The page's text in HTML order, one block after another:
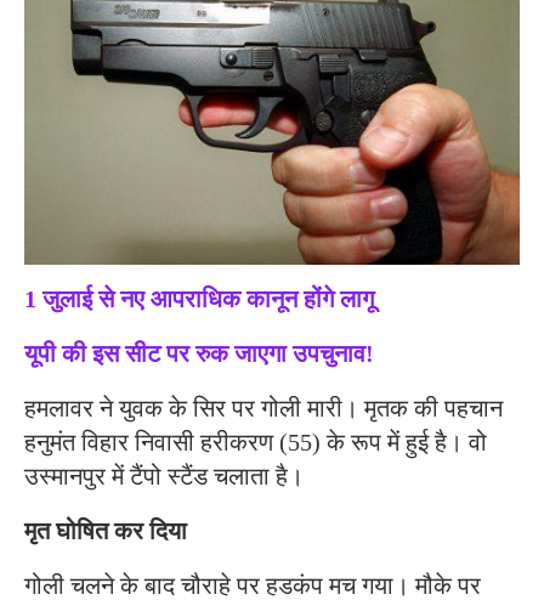
1 जुलाई से नए आपराधिक कानून होंगे लागू
यूपी की इस सीट पर रुक जाएगा उपचुनाव!
हमलावर ने युवक के सिर पर गोली मारी। मृतक की पहचान
हनुमंत विहार निवासी हरीकरण (55) के रूप में हुई है। वो
उस्मानपुर में टैंपो स्टैंड चलाता है।
मृत घोषित कर दिया
गोली चलने के बाद चौराहे पर हडकंप मच गया। मौके पर